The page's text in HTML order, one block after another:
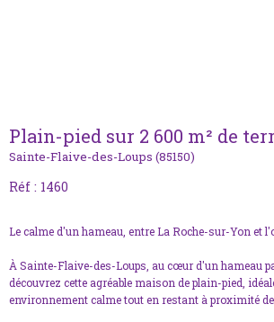
Plain-pied sur 2 600 m² de
Sainte-Flaive-des-Loups (85150)
Réf : 1460
Le calme d'un hameau, entre La Roche-sur-Yon et
À Sainte-Flaive-des-Loups, au cœur d'un hameau
découvrez cette agréable maison de plain-pied,
environnement calme tout en restant à proximité